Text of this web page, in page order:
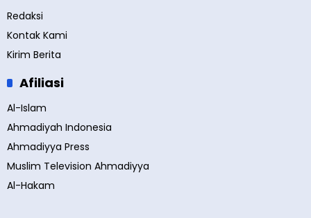
Redaksi
Kontak Kami
Kirim Berita
Afiliasi
Al-Islam
Ahmadiyah Indonesia
Ahmadiyya Press
Muslim Television Ahmadiyya
Al-Hakam